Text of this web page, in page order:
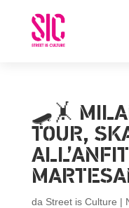
🛹🤸
TOUR,
da Street is Culture |